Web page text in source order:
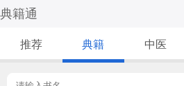
典籍通
推荐 典籍 中医